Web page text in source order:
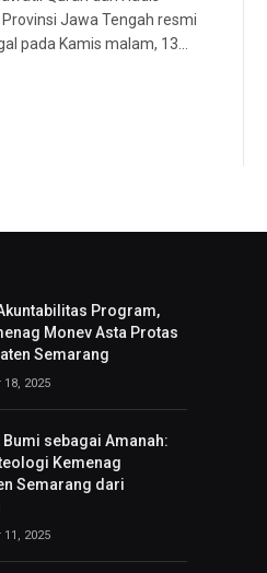
Jawa Tengah resmi
pada Kamis malam, 13…
Program,
Monev Asta Protas
Semarang
2025
sebagai Amanah:
Kemenag
Semarang dari
2025